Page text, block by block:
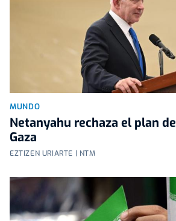
MUNDO
Netanyahu rechaza el plan
Gaza
EZTIZEN URIARTE | NTM